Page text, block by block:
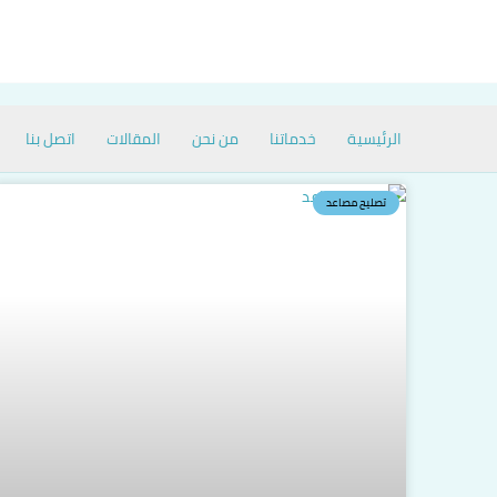
الرئيسية خدماتنا من نحن المقالات اتصل بنا
تصليح مصاعد